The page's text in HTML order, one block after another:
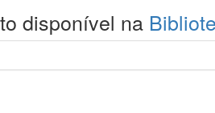
disponível na